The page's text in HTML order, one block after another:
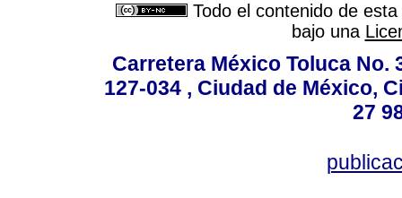
Todo el contenido de
bajo una
Carretera México Toluca No.
127-034 , Ciudad de México,
27